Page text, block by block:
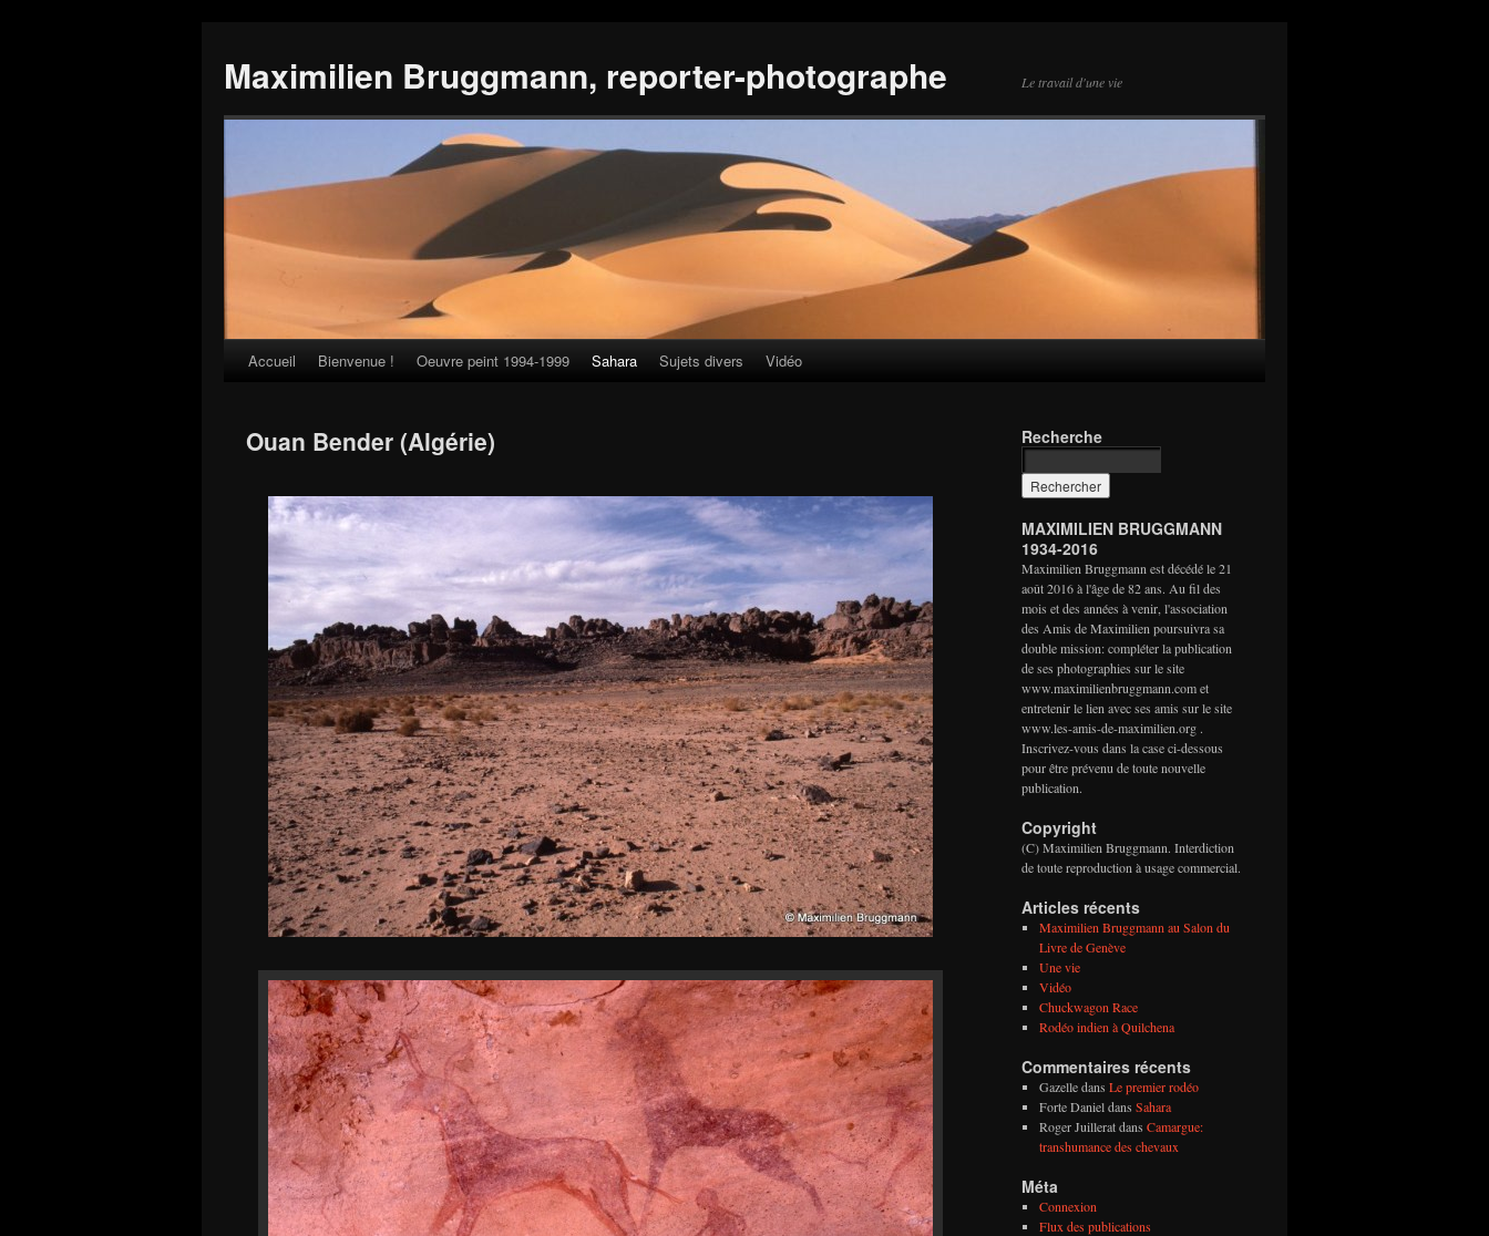
Maximilien Bruggmann, reporter-photographe Le travail d'une vie
Skip
content
Accueil Bienvenue ! Oeuvre peint 1994-1999 Sahara Sujets divers Vidéo
Ouan Bender (Algérie) Recherche
MAXIMILIEN BRUGGMANN
1934-2016
Maximilien Bruggmann est décédé le 21
août 2016 à l'âge de 82 ans. Au fil des
mois et des années à venir, l'association
des Amis de Maximilien poursuivra sa
double mission: compléter la publication
de ses photographies sur le site
www.maximilienbruggmann.com et
entretenir le lien avec ses amis sur le site
www.les-amis-de-maximilien.org .
Inscrivez-vous dans la case ci-dessous
pour être prévenu de toute nouvelle
publication.
Copyright
(C) Maximilien Bruggmann. Interdiction
de toute reproduction à usage commercial.
Articles récents
Maximilien Bruggmann au Salon du
Livre de Genève
Une vie
Vidéo
Chuckwagon Race
Rodéo indien à Quilchena
Commentaires récents
Gazelledans Le premier rodéo
Forte Danieldans Sahara
Roger Juilleratdans Camargue:
transhumance des chevaux
Méta
Connexion
Flux des publications